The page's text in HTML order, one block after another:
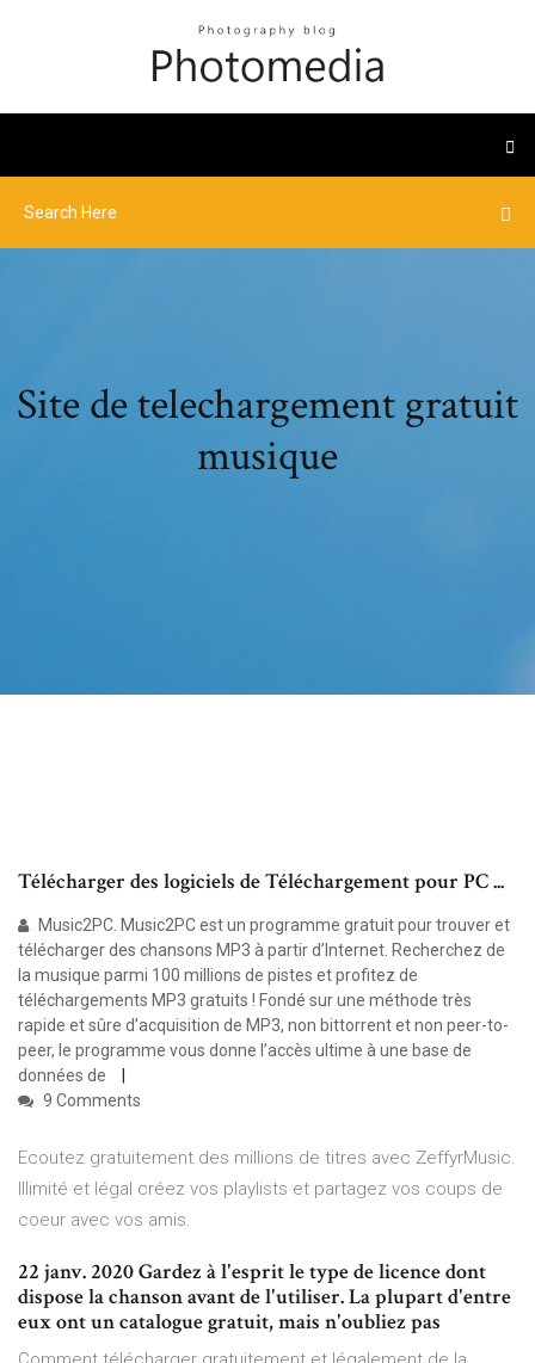
Site de telechargement gratuit
musique
Télécharger des logiciels de Téléchargement pour PC ...
Music2PC. Music2PC est un programme gratuit pour trouver et
télécharger des chansons MP3 à partir d’Internet. Recherchez de
la musique parmi 100 millions de pistes et profitez de
téléchargements MP3 gratuits ! Fondé sur une méthode très
rapide et sûre d’acquisition de MP3, non bittorrent et non peer-to-
peer, le programme vous donne l’accès ultime à une base de
données de
9 Comments
Ecoutez gratuitement des millions de titres avec ZeffyrMusic.
Illimité et légal créez vos playlists et partagez vos coups de
coeur avec vos amis.
22 janv. 2020 Gardez à l'esprit le type de licence dont
dispose la chanson avant de l'utiliser. La plupart d'entre
eux ont un catalogue gratuit, mais n'oubliez pas